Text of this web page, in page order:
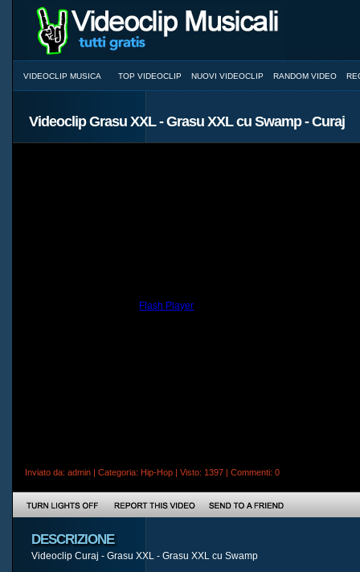
VIDEOCLIP MUSICA TOP VIDEOCLIP NUOVI VIDEOCLIP RANDOM VIDEO
Videoclip Grasu XXL - Grasu XXL cu Swamp - Curaj
Flash Player
Inviato da: admin | Categoria: Hip-Hop | Visto: 1397 | Commenti: 0
DESCRIZIONE
Videoclip Curaj - Grasu XXL - Grasu XXL cu Swamp